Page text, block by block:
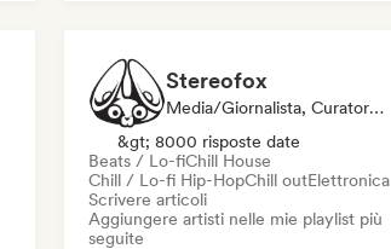
Stereofox
Media/Giornalista, Curatore Di Playlist
&gt; 8000 risposte date
Beats / Lo-fiChill House
Chill / Lo-fi Hip-HopChill outElettronica
Scrivere articoli
Aggiungere artisti nelle mie playlist più
seguite